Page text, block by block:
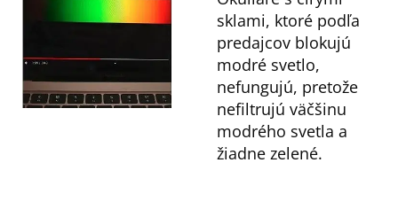
sklami, ktoré podľa
predajcov blokujú
modré svetlo,
nefungujú, pretože
nefiltrujú väčšinu
modrého svetla a
žiadne zelené.